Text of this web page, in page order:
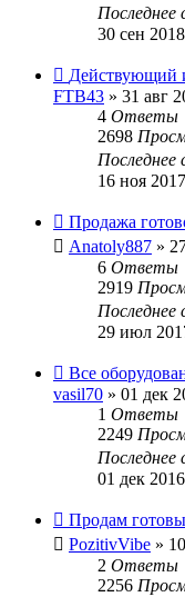
Последнее
30 сен
Действующий
FTB43 » 31 авг
4 Ответы
2698
Последнее
16 ноя
Продажа
Anatoly887 »
6 Ответы
2919
Последнее
29 июл
Все
vasil70 » 01 дек
1 Ответы
2249
Последнее
01 дек
Продам
PozitivVibe »
2 Ответы
2256